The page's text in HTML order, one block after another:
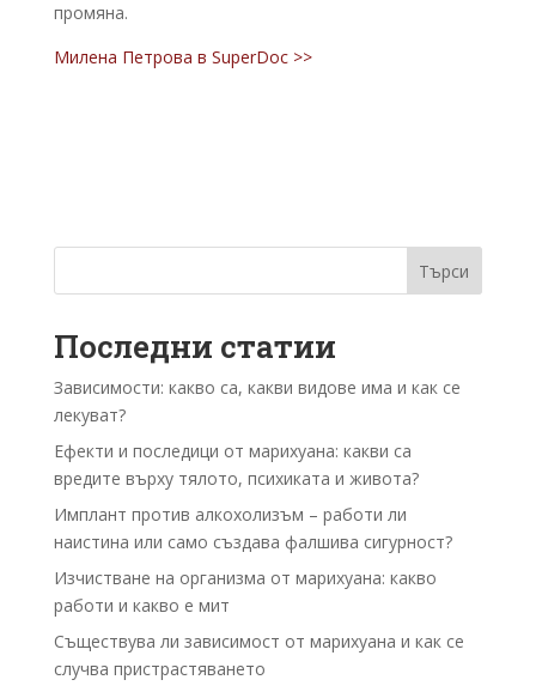
промяна.
Милена Петрова в SuperDoc >>
Търси
Последни статии
Зависимости: какво са, какви видове има и как се
лекуват?
Ефекти и последици от марихуана: какви са
вредите върху тялото, психиката и живота?
Имплант против алкохолизъм – работи ли
наистина или само създава фалшива сигурност?
Изчистване на организма от марихуана: какво
работи и какво е мит
Съществува ли зависимост от марихуана и как се
случва пристрастяването